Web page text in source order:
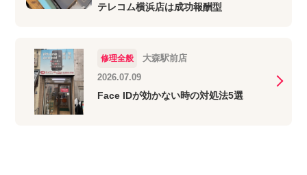
テレコム横浜店は成功報酬型
修理全般
大森駅前店
2026.07.09
Face IDが効かない時の対処法5選